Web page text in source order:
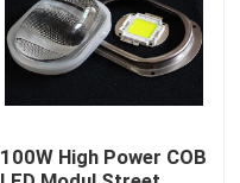
100W High Power COB